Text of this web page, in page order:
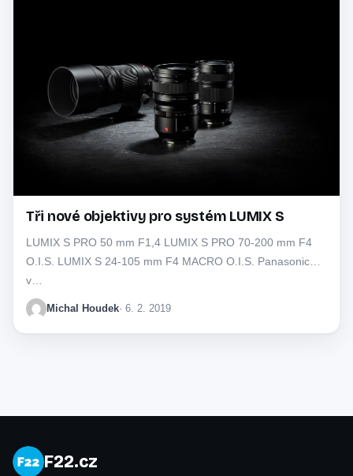
Tři nové objektivy pro systém LUMIX S
LUMIX S PRO 50 mm F1,4 LUMIX S PRO 70-200 mm F4
O.I.S. LUMIX S 24-105 mm F4 MACRO O.I.S. Panasonic
v…
Michal Houdek· 6. 2. 2019
F22.cz